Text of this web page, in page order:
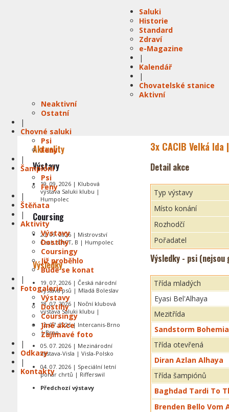
Saluki
Historie
Standard
Zdraví
e-Magazine
|
Kalendář
|
Chovatelské stanice
Aktivní
Neaktivní
Ostatní
|
Chovné saluki
Psi
Feny
|
Šampióni
Psi
Feny
|
Štěňata
|
Aktivity
Výstavy
Dostihy
Coursingy
Již proběhlo
Bude se konat
|
Fotogalerie
Výstavy
Dostihy
Coursingy
Jiné akce
Zajímavé foto
|
Odkazy
|
Kontakty
3x CACIB Velká
Detail akce
Typ výstavy
Místo konání
Rozhodčí
Pořadatel
Výsledky - psi
Třída mladých
Eyasi Bel'Alhaya
Mezitřída
Sandstorm
Třída otevřená
Diran Azlan Alhaya
Třída šampiónů
Baghdad Tardi To
Brenden Bello Vom
Aktuality
Výstavy
19. 09. 2026 | Klubová
výstava Saluki klubu |
Humpolec
Coursing
20. 09. 2026 | Mistrovství
Čech, CACT, B | Humpolec
Výsledky
19. 07. 2026 | Česká národní
výstava psů | Mladá Boleslav
18. 07. 2026 | Noční klubová
výstava Saluki klubu |
12. 07. 2026 | Intercanis-Brno
| Brno
05. 07. 2026 | Mezinárodní
výstava-Visla | Visla-Polsko
04. 07. 2026 | Speciální letní
pohár chrtů | Rifferswil
Předchozí výstavy